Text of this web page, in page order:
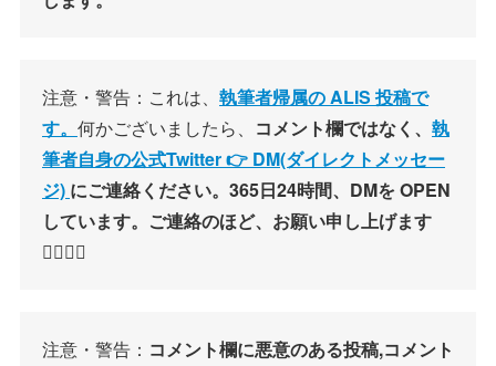
注意・警告：これは、 執筆者帰属の ALIS 投稿で
す。 何かございましたら、 コメント欄ではなく、 執
筆者自身の公式Twitter 👉 DM(ダイレクトメッセー
ジ) にご連絡ください。365日24時間、DMを OPEN
しています。ご連絡のほど、お願い申し上げます
🙇‍♂️🙇‍♀️
注意・警告： コメント欄に悪意のある投稿,コメント